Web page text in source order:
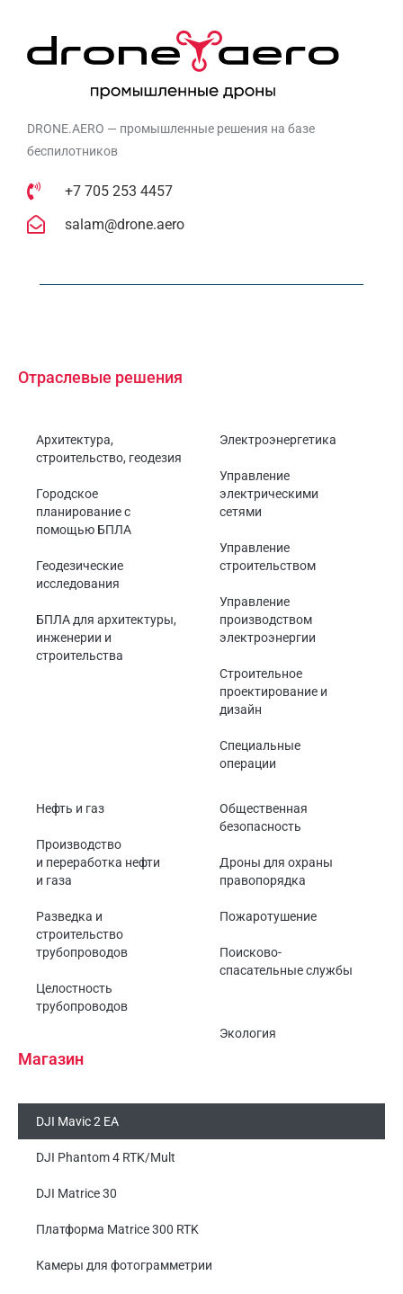
DRONE.AERO — промышленные решения на базе
беспилотников
+7 705 253 4457
salam@drone.aero
Отраслевые решения
Архитектура,
строительство, геодезия
Городское
планирование с
помощью БПЛА
Геодезические
исследования
БПЛА для архитектуры,
инженерии и
строительства
Электроэнергетика
Управление
электрическими
сетями
Управление
строительством
Управление
производством
электроэнергии
Строительное
проектирование и
дизайн
Специальные
операции
Нефть и газ
Производство
и переработка нефти
и газа
Разведка и
строительство
трубопроводов
Целостность
трубопроводов
Общественная
безопасность
Дроны для охраны
правопорядка
Пожаротушение
Поисково-
спасательные службы
Экология
Магазин
DJI Mavic 2 EA
DJI Phantom 4 RTK/Mult
DJI Matrice 30
Платформа Matrice 300 RTK
Камеры для фотограмметрии